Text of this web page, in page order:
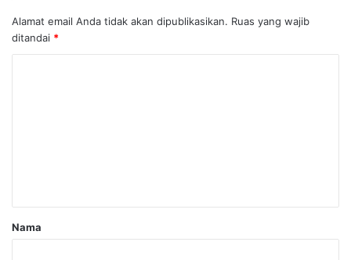
Alamat email Anda tidak akan dipublikasikan. Ruas yang wajib
ditandai *
Nama